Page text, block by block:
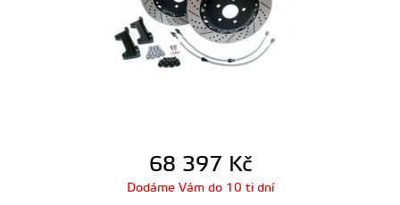
68 397 Kč
Dodáme Vám do 10 ti dní